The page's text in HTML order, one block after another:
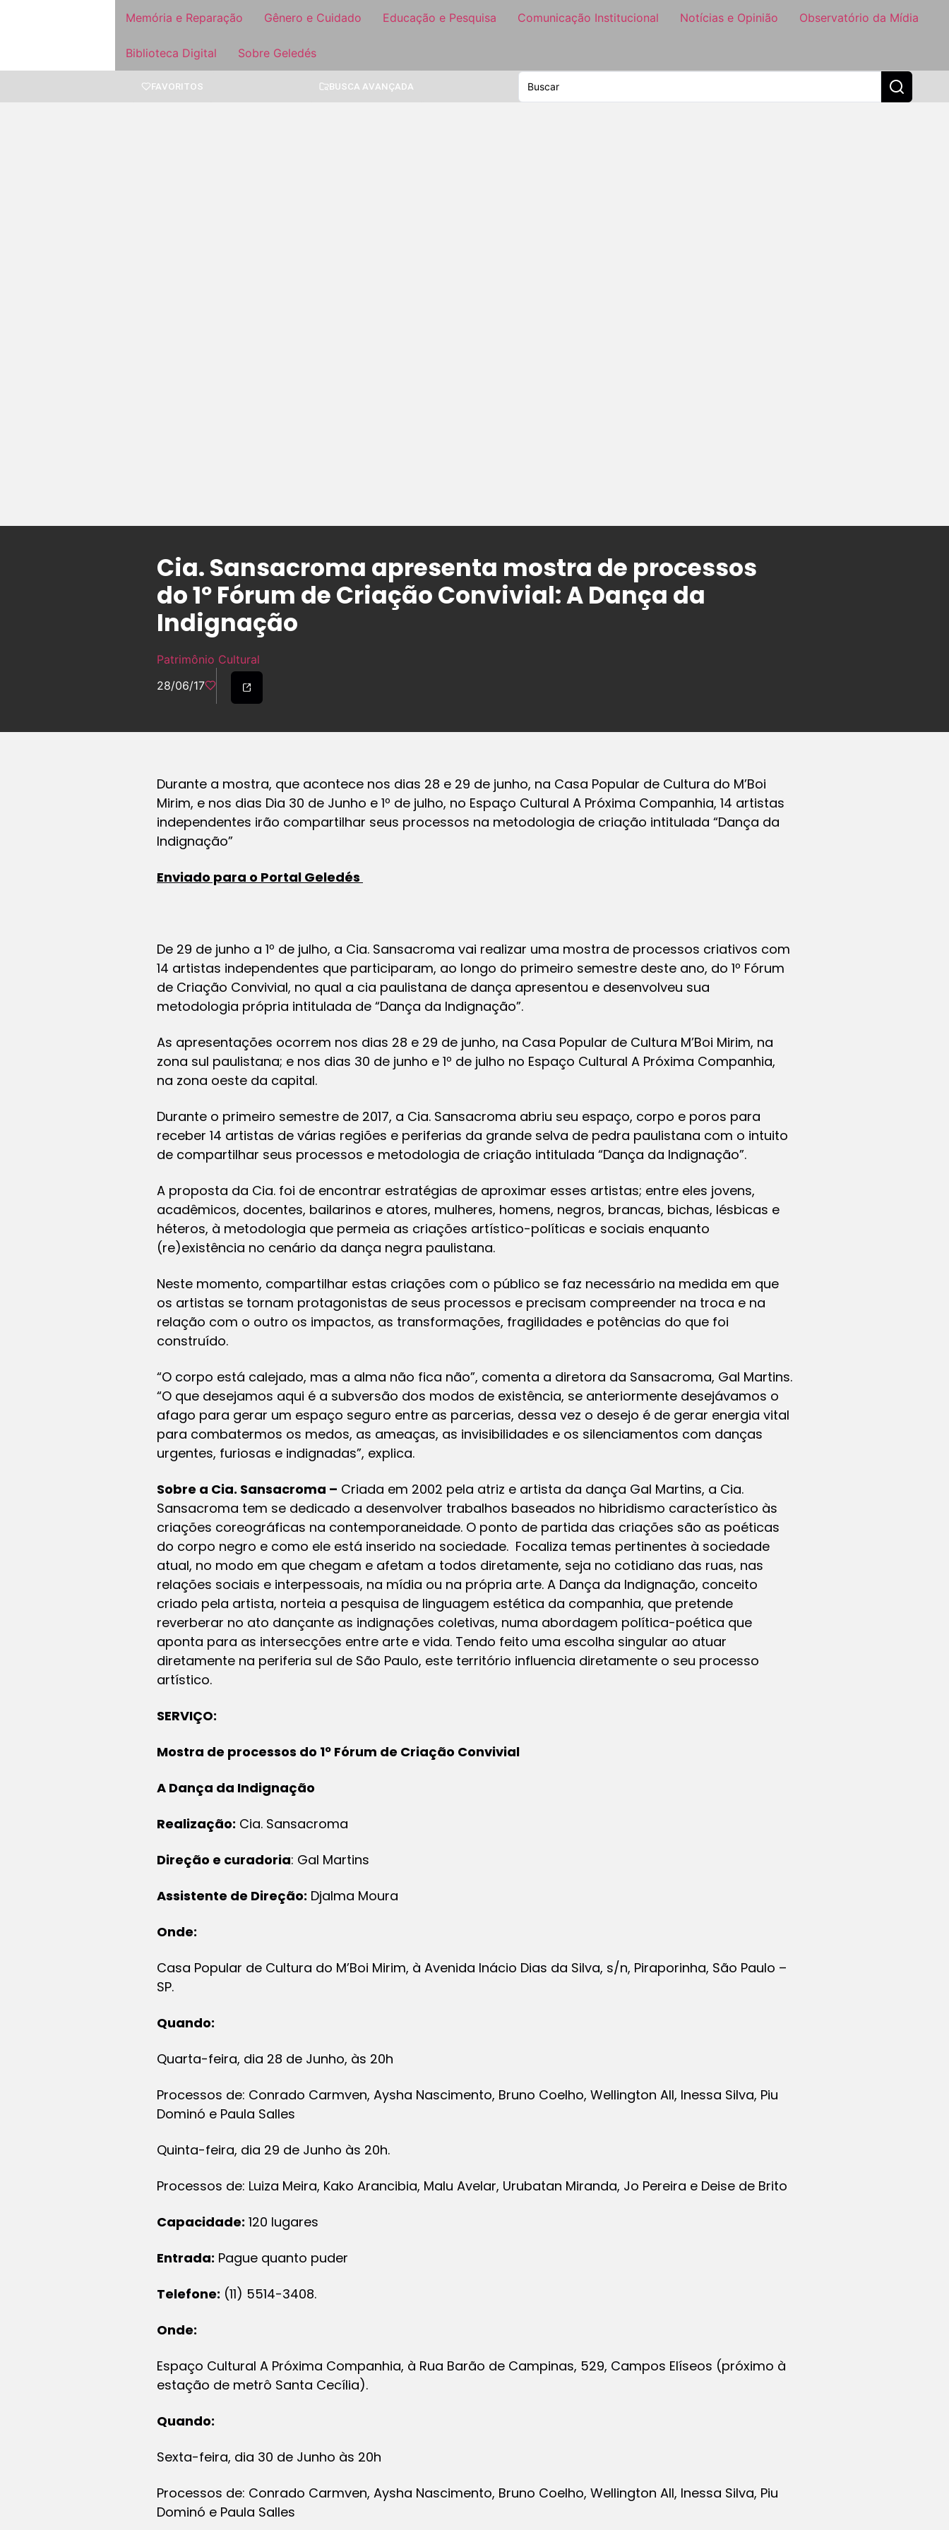
Memória e Reparação Gênero e Cuidado Educação e Pesquisa Comunicação Institucional Notícias e Opinião Observatório da Mídia
Biblioteca Digital Sobre Geledés
FAVORITOS BUSCA AVANÇADA
Cia. Sansacroma apresenta mostra de processos
do 1º Fórum de Criação Convivial: A Dança da
Indignação
Patrimônio Cultural
28/06/17
Durante a mostra, que acontece nos dias 28 e 29 de junho, na Casa Popular de Cultura do M’Boi
Mirim, e nos dias Dia 30 de Junho e 1º de julho, no Espaço Cultural A Próxima Companhia, 14 artistas
independentes irão compartilhar seus processos na metodologia de criação intitulada “Dança da
Indignação”
Enviado para o Portal Geledés
De 29 de junho a 1º de julho, a Cia. Sansacroma vai realizar uma mostra de processos criativos com
14 artistas independentes que participaram, ao longo do primeiro semestre deste ano, do 1º Fórum
de Criação Convivial, no qual a cia paulistana de dança apresentou e desenvolveu sua
metodologia própria intitulada de “Dança da Indignação”.
As apresentações ocorrem nos dias 28 e 29 de junho, na Casa Popular de Cultura M’Boi Mirim, na
zona sul paulistana; e nos dias 30 de junho e 1º de julho no Espaço Cultural A Próxima Companhia,
na zona oeste da capital.
Durante o primeiro semestre de 2017, a Cia. Sansacroma abriu seu espaço, corpo e poros para
receber 14 artistas de várias regiões e periferias da grande selva de pedra paulistana com o intuito
de compartilhar seus processos e metodologia de criação intitulada “Dança da Indignação”.
A proposta da Cia. foi de encontrar estratégias de aproximar esses artistas; entre eles jovens,
acadêmicos, docentes, bailarinos e atores, mulheres, homens, negros, brancas, bichas, lésbicas e
héteros, à metodologia que permeia as criações artístico-políticas e sociais enquanto
(re)existência no cenário da dança negra paulistana.
Neste momento, compartilhar estas criações com o público se faz necessário na medida em que
os artistas se tornam protagonistas de seus processos e precisam compreender na troca e na
relação com o outro os impactos, as transformações, fragilidades e potências do que foi
construído.
“O corpo está calejado, mas a alma não fica não”, comenta a diretora da Sansacroma, Gal Martins.
“O que desejamos aqui é a subversão dos modos de existência, se anteriormente desejávamos o
afago para gerar um espaço seguro entre as parcerias, dessa vez o desejo é de gerar energia vital
para combatermos os medos, as ameaças, as invisibilidades e os silenciamentos com danças
urgentes, furiosas e indignadas”, explica.
Sobre a Cia. Sansacroma – Criada em 2002 pela atriz e artista da dança Gal Martins, a Cia.
Sansacroma tem se dedicado a desenvolver trabalhos baseados no hibridismo característico às
criações coreográficas na contemporaneidade. O ponto de partida das criações são as poéticas
do corpo negro e como ele está inserido na sociedade. Focaliza temas pertinentes à sociedade
atual, no modo em que chegam e afetam a todos diretamente, seja no cotidiano das ruas, nas
relações sociais e interpessoais, na mídia ou na própria arte. A Dança da Indignação, conceito
criado pela artista, norteia a pesquisa de linguagem estética da companhia, que pretende
reverberar no ato dançante as indignações coletivas, numa abordagem política-poética que
aponta para as intersecções entre arte e vida. Tendo feito uma escolha singular ao atuar
diretamente na periferia sul de São Paulo, este território influencia diretamente o seu processo
artístico.
SERVIÇO:
Mostra de processos do 1º Fórum de Criação Convivial
A Dança da Indignação
Realização: Cia. Sansacroma
Direção e curadoria: Gal Martins
Assistente de Direção: Djalma Moura
Onde:
Casa Popular de Cultura do M’Boi Mirim, à Avenida Inácio Dias da Silva, s/n, Piraporinha, São Paulo –
SP.
Quando:
Quarta-feira, dia 28 de Junho, às 20h
Processos de: Conrado Carmven, Aysha Nascimento, Bruno Coelho, Wellington All, Inessa Silva, Piu
Dominó e Paula Salles
Quinta-feira, dia 29 de Junho às 20h.
Processos de: Luiza Meira, Kako Arancibia, Malu Avelar, Urubatan Miranda, Jo Pereira e Deise de Brito
Capacidade: 120 lugares
Entrada: Pague quanto puder
Telefone: (11) 5514-3408.
Onde:
Espaço Cultural A Próxima Companhia, à Rua Barão de Campinas, 529, Campos Elíseos (próximo à
estação de metrô Santa Cecília).
Quando:
Sexta-feira, dia 30 de Junho às 20h
Processos de: Conrado Carmven, Aysha Nascimento, Bruno Coelho, Wellington All, Inessa Silva, Piu
Dominó e Paula Salles